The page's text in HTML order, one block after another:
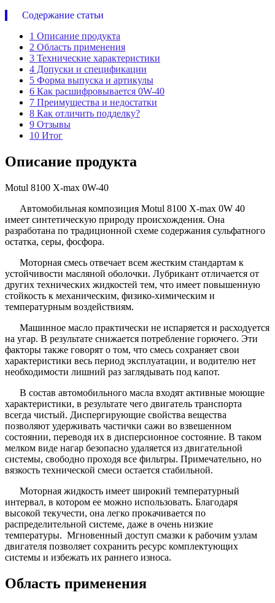
Содержание статьи
1 Описание продукта
2 Область применения
3 Технические характеристики
4 Допуски и спецификации
5 Форма выпуска и артикулы
6 Как расшифровывается 0W-40
7 Преимущества и недостатки
8 Как отличить подделку?
9 Отзывы
10 Итог
Описание продукта
Motul 8100 X-max 0W-40
Автомобильная композиция Motul 8100 X-max 0W 40
имеет синтетическую природу происхождения. Она
разработана по традиционной схеме содержания сульфатного
остатка, серы, фосфора.
Моторная смесь отвечает всем жестким стандартам к
устойчивости масляной оболочки. Лубрикант отличается от
других технических жидкостей тем, что имеет повышенную
стойкость к механическим, физико-химическим и
температурным воздействиям.
Машинное масло практически не испаряется и расходуется
на угар. В результате снижается потребление горючего. Эти
факторы также говорят о том, что смесь сохраняет свои
характеристики весь период эксплуатации, и водителю нет
необходимости лишний раз заглядывать под капот.
В состав автомобильного масла входят активные моющие
характеристики, в результате чего двигатель транспорта
всегда чистый. Диспергирующие свойства вещества
позволяют удерживать частички сажи во взвешенном
состоянии, переводя их в дисперсионное состояние. В таком
мелком виде нагар безопасно удаляется из двигательной
системы, свободно проходя все фильтры. Примечательно, но
вязкость технической смеси остается стабильной.
Моторная жидкость имеет широкий температурный
интервал, в котором ее можно использовать. Благодаря
высокой текучести, она легко прокачивается по
распределительной системе, даже в очень низкие
температуры. Мгновенный доступ смазки к рабочим узлам
двигателя позволяет сохранить ресурс комплектующих
системы и избежать их раннего износа.
Область применения